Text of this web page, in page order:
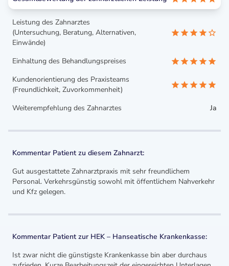
Leistung des Zahnarztes
(Untersuchung, Beratung, Alternativen,
Einwände)
Einhaltung des Behandlungspreises
Kundenorientierung des Praxisteams
(Freundlichkeit, Zuvorkommenheit)
Weiterempfehlung des Zahnarztes
Ja
Kommentar Patient zu diesem Zahnarzt:
Gut ausgestattete Zahnarztpraxis mit sehr freundlichem
Personal. Verkehrsgünstig sowohl mit öffentlichem Nahverkehr
und Kfz gelegen.
Kommentar Patient zur HEK – Hanseatische Krankenkasse:
Ist zwar nicht die günstigste Krankenkasse bin aber durchaus